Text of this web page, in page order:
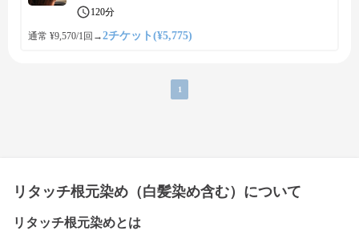
120分
通常 ¥9,570/1回 →2チケット(¥5,775)
1
リタッチ根元染め（白髪染め含む）について
リタッチ根元染めとは